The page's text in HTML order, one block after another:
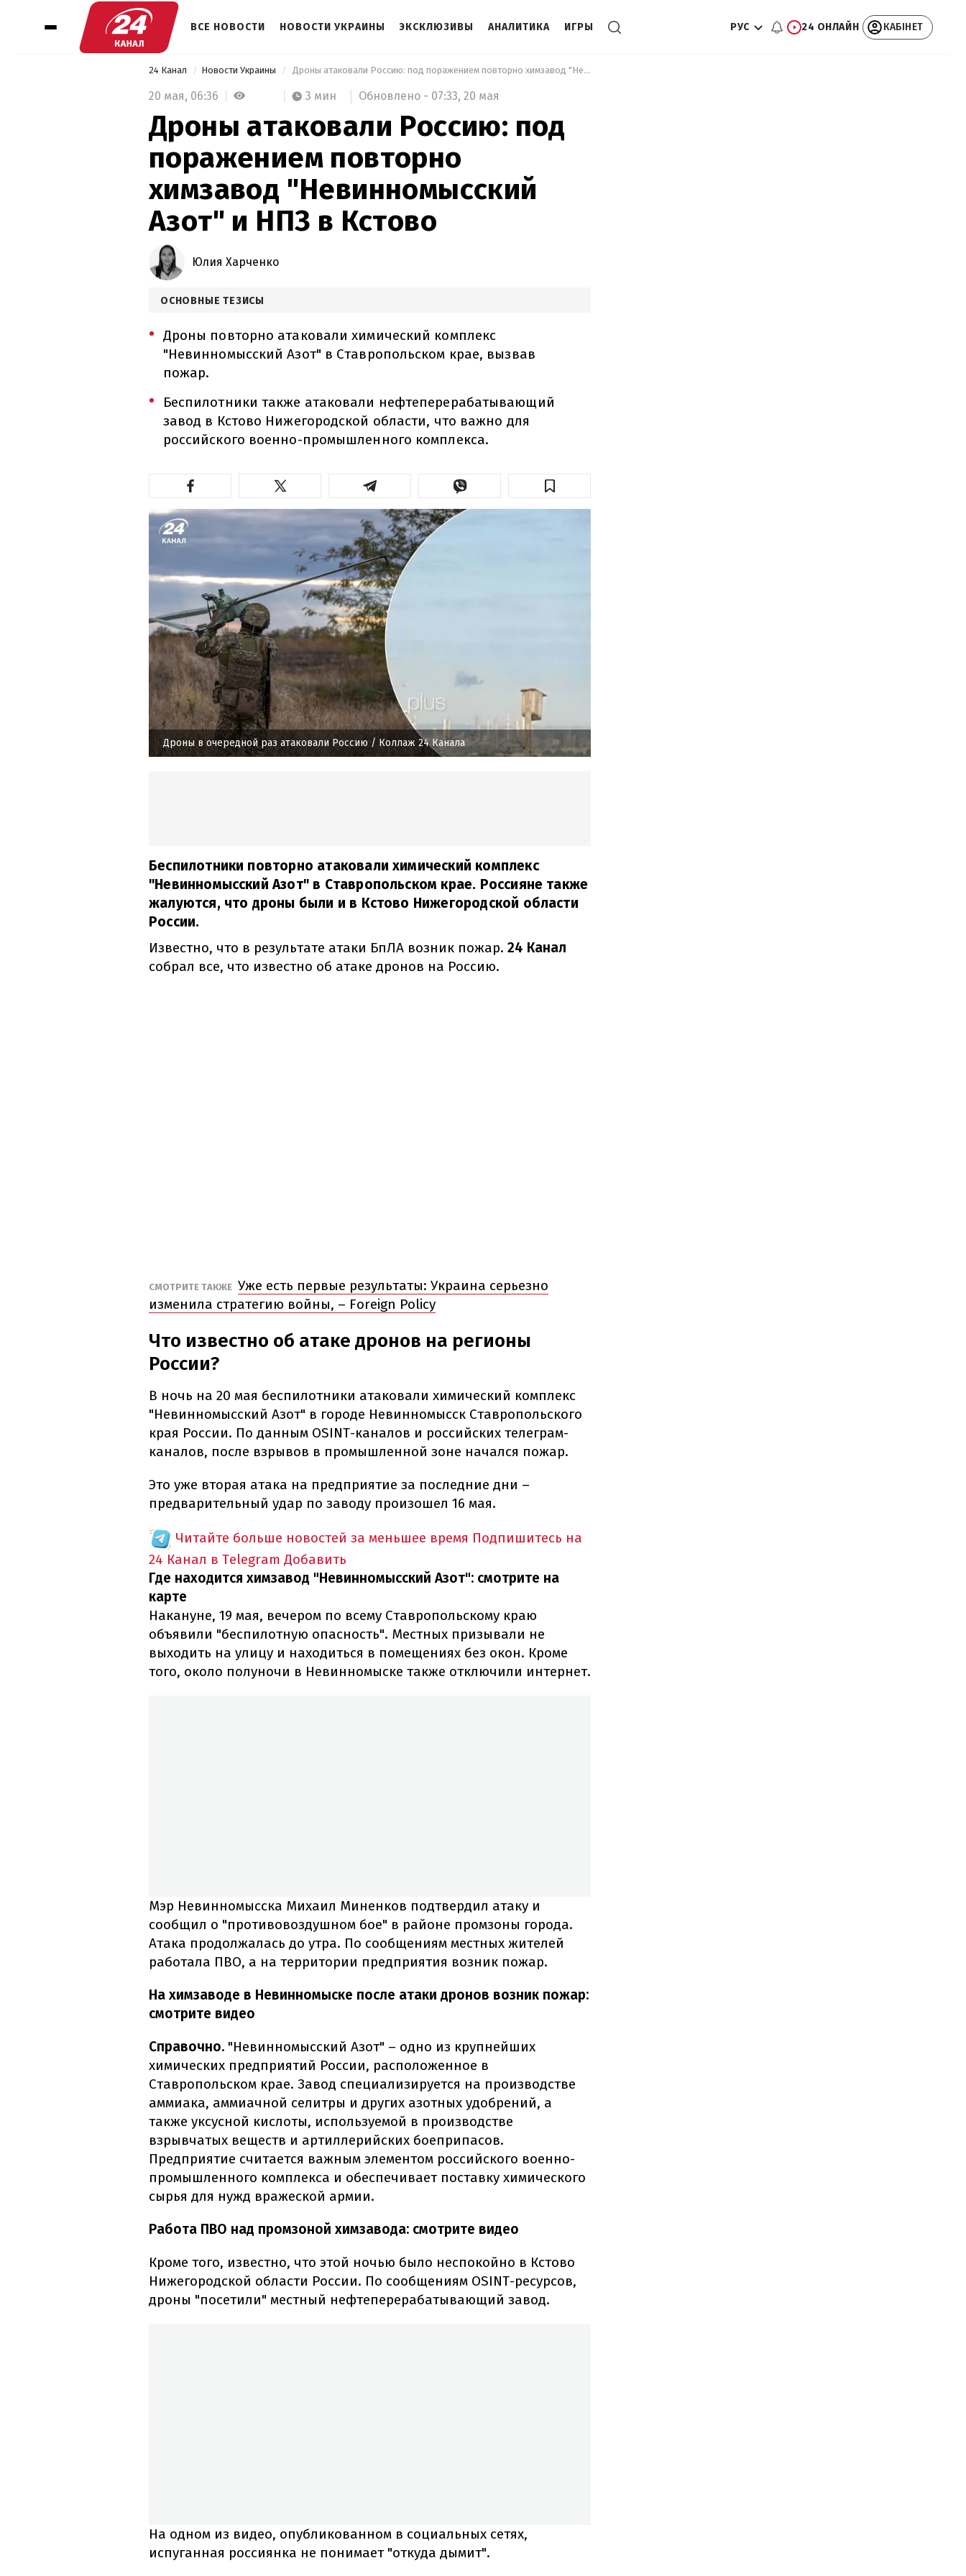
ВСЕ НОВОСТИ НОВОСТИ УКРАИНЫ ЭКСКЛЮЗИВЫ АНАЛИТИКА ИГРЫ РУС 24 ОНЛАЙН КАБІНЕТ
24 Канал Новости Украины Дроны атаковали Россию: под поражением повторно химзавод "Невинномысский Азот" и НПЗ в Кстово
20 мая, 06:36 3 мин Обновлено - 07:33, 20 мая
Дроны атаковали Россию: под
поражением повторно
химзавод "Невинномысский
Азот" и НПЗ в Кстово
Юлия Харченко
ОСНОВНЫЕ ТЕЗИСЫ
Дроны повторно атаковали химический комплекс
"Невинномысский Азот" в Ставропольском крае, вызвав
пожар.
Беспилотники также атаковали нефтеперерабатывающий
завод в Кстово Нижегородской области, что важно для
российского военно-промышленного комплекса.
Дроны в очередной раз атаковали Россию / Коллаж 24 Канала
Беспилотники повторно атаковали химический комплекс
"Невинномысский Азот" в Ставропольском крае. Россияне также
жалуются, что дроны были и в Кстово Нижегородской области
России.
Известно, что в результате атаки БпЛА возник пожар. 24 Канал
собрал все, что известно об атаке дронов на Россию.
СМОТРИТЕ ТАКЖЕ Уже есть первые результаты: Украина серьезно
изменила стратегию войны, – Foreign Policy
Что известно об атаке дронов на регионы
России?
В ночь на 20 мая беспилотники атаковали химический комплекс
"Невинномысский Азот" в городе Невинномысск Ставропольского
края России. По данным OSINT-каналов и российских телеграм-
каналов, после взрывов в промышленной зоне начался пожар.
Это уже вторая атака на предприятие за последние дни –
предварительный удар по заводу произошел 16 мая.
Читайте больше новостей за меньшее время Подпишитесь на
24 Канал в Telegram Добавить
Где находится химзавод "Невинномысский Азот": смотрите на
карте
Накануне, 19 мая, вечером по всему Ставропольскому краю
объявили "беспилотную опасность". Местных призывали не
выходить на улицу и находиться в помещениях без окон. Кроме
того, около полуночи в Невинномыске также отключили интернет.
Мэр Невинномысска Михаил Миненков подтвердил атаку и
сообщил о "противовоздушном бое" в районе промзоны города.
Атака продолжалась до утра. По сообщениям местных жителей
работала ПВО, а на территории предприятия возник пожар.
На химзаводе в Невинномыске после атаки дронов возник пожар:
смотрите видео
Справочно. "Невинномысский Азот" – одно из крупнейших
химических предприятий России, расположенное в
Ставропольском крае. Завод специализируется на производстве
аммиака, аммиачной селитры и других азотных удобрений, а
также уксусной кислоты, используемой в производстве
взрывчатых веществ и артиллерийских боеприпасов.
Предприятие считается важным элементом российского военно-
промышленного комплекса и обеспечивает поставку химического
сырья для нужд вражеской армии.
Работа ПВО над промзоной химзавода: смотрите видео
Кроме того, известно, что этой ночью было неспокойно в Кстово
Нижегородской области России. По сообщениям OSINT-ресурсов,
дроны "посетили" местный нефтеперерабатывающий завод.
На одном из видео, опубликованном в социальных сетях,
испуганная россиянка не понимает "откуда дымит".